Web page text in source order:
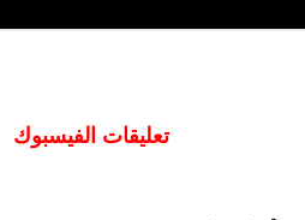
تعليقات الفيسبوك